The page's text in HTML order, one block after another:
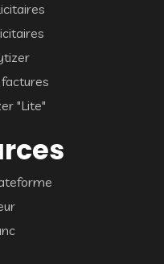
"Lite"